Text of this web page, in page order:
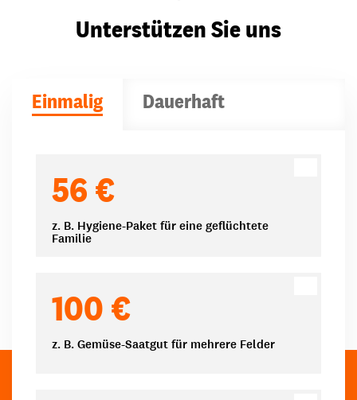
Unterstützen Sie uns
Einmalig Dauerhaft
56 €
z. B. Hygiene-Paket für eine geflüchtete
Familie
100 €
z. B. Gemüse-Saatgut für mehrere Felder